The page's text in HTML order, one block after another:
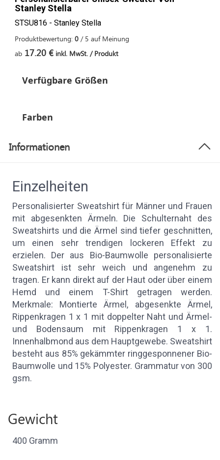
Stanley Stella
STSU816 - Stanley Stella
Produktbewertung: 0 / 5 auf Meinung
ab 17.20 € inkl. MwSt. / Produkt
Verfügbare Größen
Farben
Informationen
Einzelheiten
Personalisierter Sweatshirt für Männer und Frauen
mit abgesenkten Ärmeln. Die Schulternaht des
Sweatshirts und die Ärmel sind tiefer geschnitten,
um einen sehr trendigen lockeren Effekt zu
erzielen. Der aus Bio-Baumwolle personalisierte
Sweatshirt ist sehr weich und angenehm zu
tragen. Er kann direkt auf der Haut oder über einem
Hemd und einem T-Shirt getragen werden.
Merkmale: Montierte Ärmel, abgesenkte Ärmel,
Rippenkragen 1 x 1 mit doppelter Naht und Ärmel-
und Bodensaum mit Rippenkragen 1 x 1.
Innenhalbmond aus dem Hauptgewebe. Sweatshirt
besteht aus 85% gekämmter ringgesponnener Bio-
Baumwolle und 15% Polyester. Grammatur von 300
gsm.
Gewicht
400 Gramm